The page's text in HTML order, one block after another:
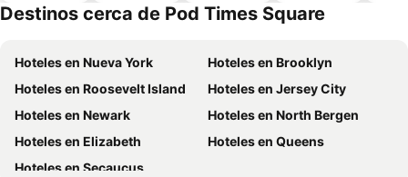
mascotas
Destinos cerca de Pod Times Square
Hoteles en Nueva York
Hoteles en Brooklyn
Hoteles en Roosevelt Island
Hoteles en Jersey City
Hoteles en Newark
Hoteles en North Bergen
Hoteles en Elizabeth
Hoteles en Queens
Hoteles en Secaucus